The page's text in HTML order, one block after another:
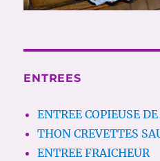
ENTREES
ENTREE COPIEUSE
THON CREVETTES
ENTREE FRAICHEUR